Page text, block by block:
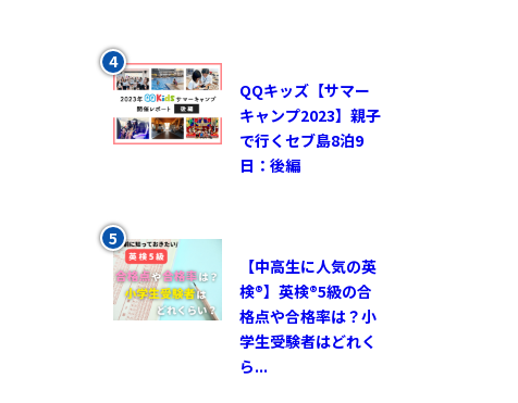
QQキッズ【サマー
キャンプ2023】親子
で行くセブ島8泊9
日：後編
【中高生に人気の英
検®︎】英検®︎5級の合
格点や合格率は？小
学生受験者はどれく
ら...